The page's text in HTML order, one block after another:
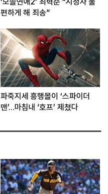
‘모솔연애2’ 최혁준 “시청자 불
편하게 해 죄송”
파죽지세 흥행몰이 ‘스파이더
맨’…마침내 ‘호프’ 제쳤다